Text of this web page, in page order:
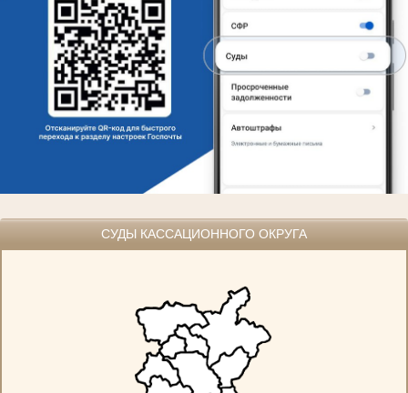
СУДЫ КАССАЦИОННОГО ОКРУГА